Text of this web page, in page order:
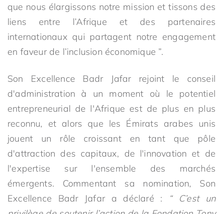
que nous élargissons notre mission et tissons des
liens entre l’Afrique et des partenaires
internationaux qui partagent notre engagement
en faveur de l’inclusion économique ”.
Son Excellence Badr Jafar rejoint le conseil
d'administration à un moment où le potentiel
entrepreneurial de l'Afrique est de plus en plus
reconnu, et alors que les Émirats arabes unis
jouent un rôle croissant en tant que pôle
d'attraction des capitaux, de l'innovation et de
l'expertise sur l'ensemble des marchés
émergents. Commentant sa nomination, Son
Excellence Badr Jafar a déclaré :
“ C’est un